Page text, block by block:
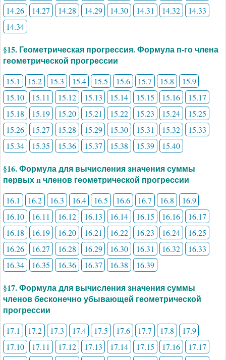
14.26
14.27 14.28 14.29 14.30 14.31 14.32
14.33
14.34
§15. Геометрическая прогрессия. Формула п-го члена
геометрической прогрессии
15.1 15.2 15.3 15.4 15.5 15.6 15.7 15.8
15.9
15.10
15.11 15.12 15.13 15.14 15.15 15.16
15.17
15.18
15.19 15.20 15.21 15.22 15.23 15.24
15.25
15.26
15.27 15.28 15.29 15.30 15.31 15.32
15.33
15.34
15.35 15.36 15.37 15.38 15.39 15.40
§16. Формула для вычисления значения суммы
первых n членов геометрической прогрессии
16.1 16.2 16.3 16.4 16.5 16.6 16.7 16.8
16.9
16.10
16.11 16.12 16.13 16.14 16.15 16.16
16.17
16.18
16.19 16.20 16.21 16.22 16.23 16.24
16.25
16.26
16.27 16.28 16.29 16.30 16.31 16.32
16.33
16.34
16.35 16.36 16.37 16.38 16.39
§17. Формула для вычисления значения суммы
членов бесконечно убывающей геометрической
прогрессии
17.1 17.2 17.3 17.4 17.5 17.6 17.7 17.8
17.9
17.10
17.11 17.12 17.13 17.14 17.15 17.16
17.17